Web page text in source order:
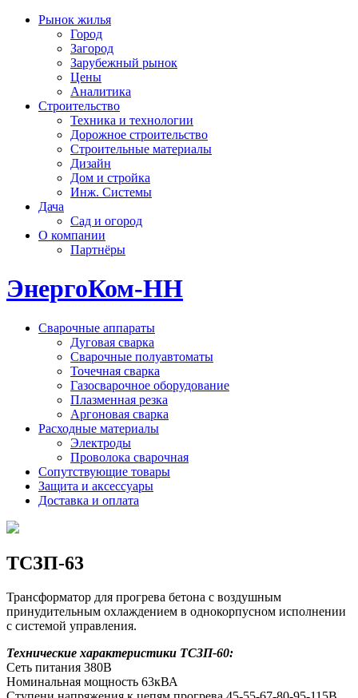
Рынок жилья
Город
Загород
Зарубежный рынок
Цены
Аналитика
Строительство
Техника и технологии
Дорожное строительство
Строительные материалы
Дизайн
Дом и стройка
Инж. Системы
Дача
Сад и огород
О компании
Партнёры
ЭнергоКом-НН
Сварочные аппараты
Дуговая сварка
Сварочные полуавтоматы
Точечная сварка
Газосварочное оборудование
Плазменная резка
Аргоновая сварка
Расходные материалы
Электроды
Проволока сварочная
Сопутствующие товары
Защита и аксессуары
Доставка и оплата
ТСЗП-63
Трансформатор для прогрева бетона с воздушным
принудительным охлаждением в однокорпусном исполнении
с системой управления.
Технические характеристики ТСЗП-60:
Сеть питания 380В
Номинальная мощность 63кВА